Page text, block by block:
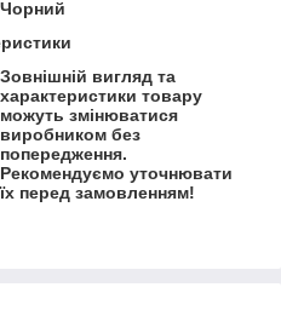
Чорний
Зовнішній вигляд та
характеристики товару
можуть змінюватися
виробником без
попередження.
Рекомендуємо уточнювати
їх перед замовленням!